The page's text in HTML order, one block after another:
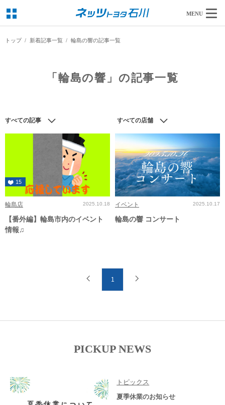
MENU
トップ 新着記事一覧 輪島の響の記事一覧
「輪島の響」の記事一覧
すべての記事 すべての店舗
15
輪島店 2025.10.18
【番外編】輪島市内のイベント
情報♫
イベント 2025.10.17
輪島の響 コンサート
1
PICKUP NEWS
トピックス
夏季休業のお知らせ